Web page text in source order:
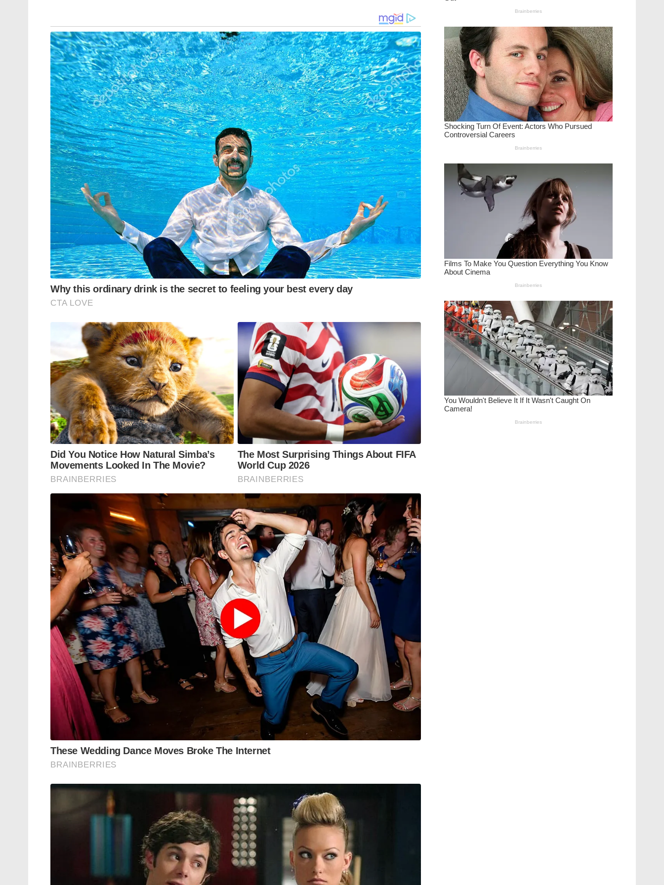
തനിക്ക് ‘ബൈകോർണുവേറ്റ് ഗൾഭപാത്രം’ എന്ന
അപൂർവമായ രോഗാവസ്ഥയാണെന്ന്
കണ്ടെത്തിയതായി പോപ്പി വെളിപ്പെടുത്തി.
‘ഹൃദയത്തിന്റെ രൂപമുള്ള ഗർഭപാത്രം’ എന്നും ഈ അവസ്ഥയ്ക്ക് പേരുണ്ട്. ഗർഭപാത്രം രണ്ട്
അറകളായി വിഭജിക്കുന്ന അവസ്ഥയാണിത്. ആർത്തവം തുടങ്ങി നാലാം മാസത്തെ
അൾട്രാസൗണ്ട് സ്‌കാനിംഗിൽ ഇത് കണ്ടെത്തിയെങ്കിലും ആർത്തവം നീണ്ടുനിൽക്കുന്നതിന്റെ
കാരണം ഇതാണെന്ന് തിരിച്ചറിഞ്ഞിരുന്നില്ല. സ്‌കാനിങ്ങിൽ ഗർഭപാത്രത്തിന്റെ ആകൃതിയിലെ
വ്യത്യാസം തുടക്കത്തിൽ തന്നെ കണ്ടെത്തിയിരുന്നെങ്കിലും അത് ഡോക്ടർമാർ
കാര്യമാക്കാതിരുന്നതിൽ തനിക്ക് അതിശയം തോന്നുന്നെന്നും പോപ്പി പറഞ്ഞു.
അഞ്ച് ശതമാനം സ്ത്രീകളിൽ മാത്രം കണ്ടുവരുന്ന അപൂവ രോഗാവസ്ഥയാണ്
‘ബൈകോർണുവേറ്റ് ഗൾഭപാത്രം’. നീണ്ടുനിൽക്കുന്ന ആർത്തവം, അതികഠിനമായ
വേദനയോടുകൂടിയ ആർത്തവം, പെൽവിക് അസ്വസ്ഥതകൾ ഇതിന്റെ ലക്ഷണങ്ങളാണ്. എന്നാൽ
പലരിലും ഈ ലക്ഷണങ്ങൾ കണ്ടുവരാറില്ല. പോപ്പിയുടെ ഈ രോഗാവസ്ഥയാണ് 1000
ദിവസത്തോളം നീണ്ടുനിന്ന ആർത്തവത്തിന്റെ കാരണമെന്നാണ് നിഗമനം.
Tags: PERIODS periods calculator calculator